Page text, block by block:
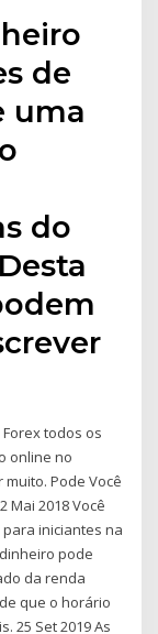
de
uma
do
todos os
online no
Pode Você
Mai 2018 Você
para iniciantes na
pode
da renda
que o horário
25 Set 2019 As